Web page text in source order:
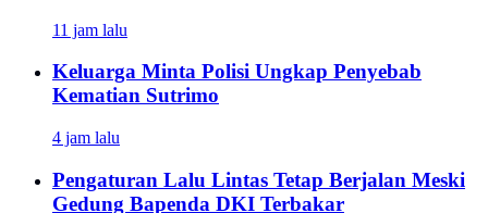
11 jam lalu
Keluarga Minta Polisi Ungkap Penyebab
Kematian Sutrimo
4 jam lalu
Pengaturan Lalu Lintas Tetap Berjalan Meski
Gedung Bapenda DKI Terbakar